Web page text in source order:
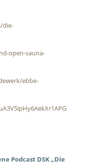
die-
open-sauna-
ebbe-
Podcast DSK „Die